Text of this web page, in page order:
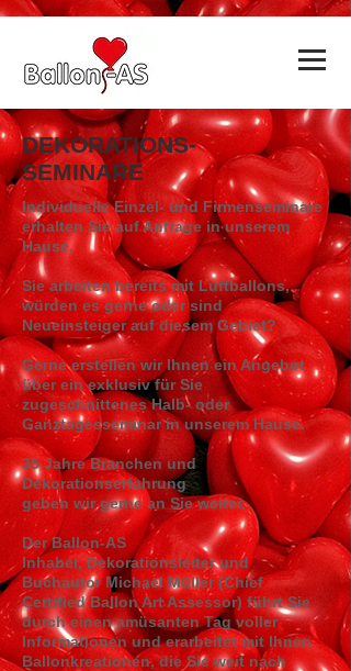
DEKORATIONS-
SEMINARE
Individuelle Einzel- und Firmenseminare
erhalten Sie auf Anfragein unserem
Hause.
Sie arbeiten bereits mit Luftballons,
würden es gerne oder sind
Neueinsteiger auf diesem Gebiet?
Gerne erstellen wir Ihnen ein Angebot
über ein exklusiv für Sie
zugeschnittenes Halb- oder
Ganztagesseminar in unserem Hause.
35 Jahre Branchen und
Dekorationserfahrung
geben wir gerne an Sie weiter.
Der Ballon-AS
Inhaber, Dekorationsleiter und
Buchautor Michael Müller (Chief
Certified Ballon Art Assessor) führt Sie
durch einen amüsanten Tag voller
Informationen und erarbeitet mit Ihnen
Ballonkreationen, die Sie weit nach